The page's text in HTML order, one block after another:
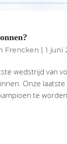
Frencken 1 juni
wedstrijd van
Onze laatste
te